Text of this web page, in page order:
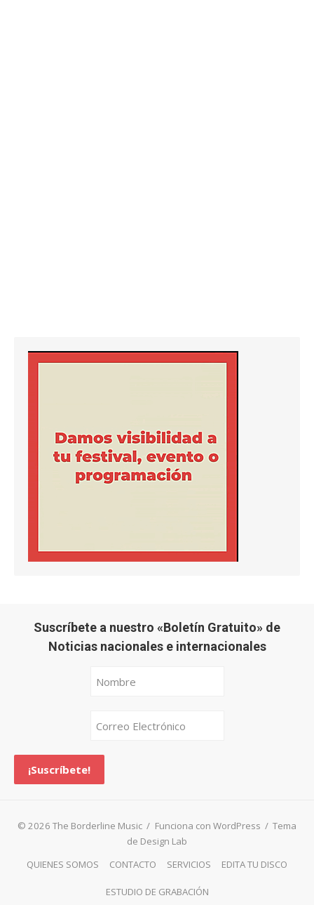
Suscríbete a nuestro «Boletín Gratuito» de
Noticias nacionales e internacionales
© 2026 The Borderline Music / Funciona con WordPress / Tema
de Design Lab
QUIENES SOMOS
CONTACTO SERVICIOS EDITA TU DISCO
ESTUDIO DE GRABACIÓN